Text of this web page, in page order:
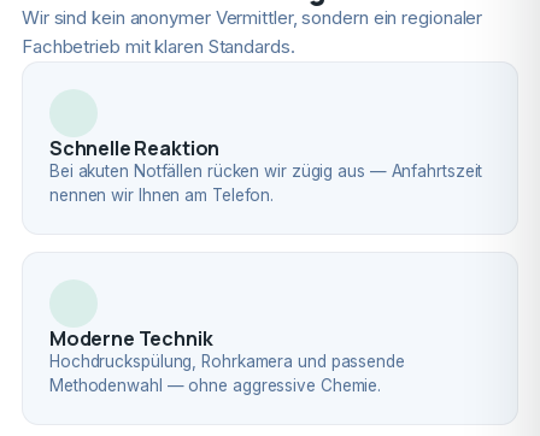
Wir sind kein anonymer Vermittler, sondern ein regionaler
Fachbetrieb mit klaren Standards.
Schnelle Reaktion
Bei akuten Notfällen rücken wir zügig aus — Anfahrtszeit
nennen wir Ihnen am Telefon.
Moderne Technik
Hochdruckspülung, Rohrkamera und passende
Methodenwahl — ohne aggressive Chemie.